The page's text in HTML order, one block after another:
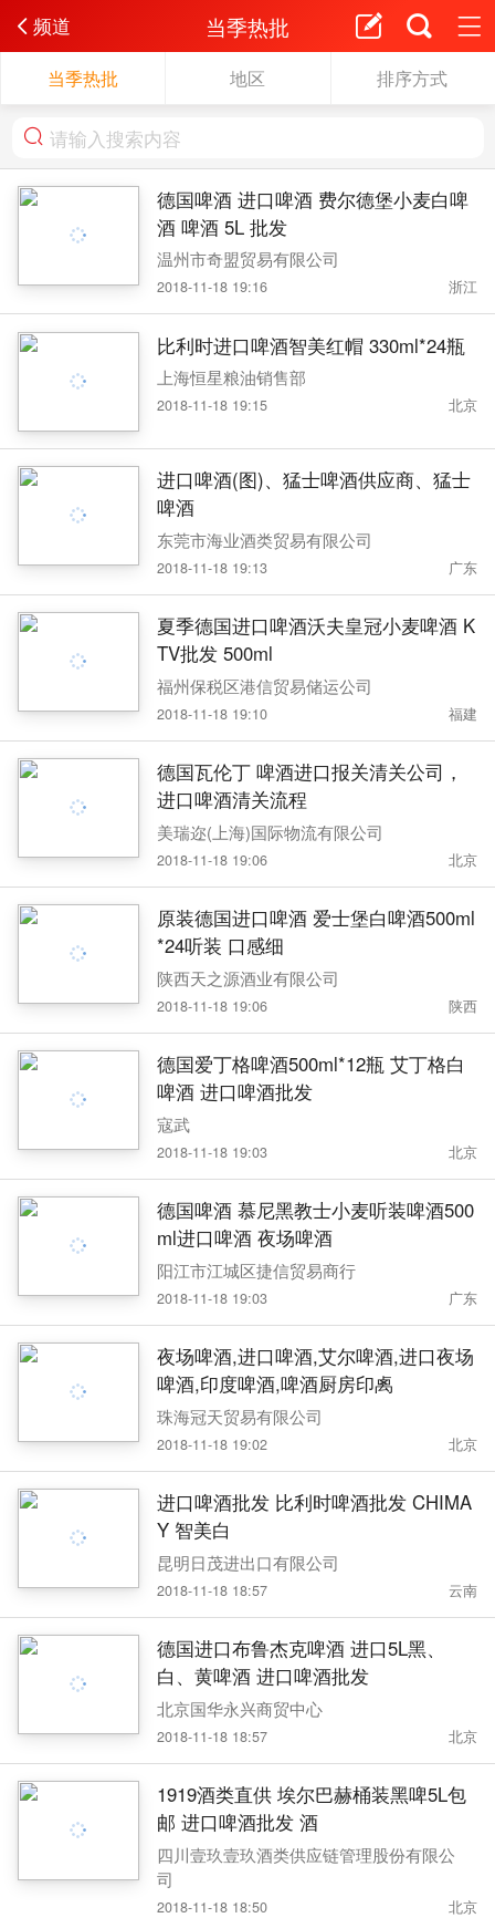
频道 当季热批
当季热批 地区 排序方式
德国啤酒 进口啤酒 费尔德堡小麦白啤
酒 啤酒 5L 批发
温州市奇盟贸易有限公司
2018-11-18 19:16 浙江
比利时进口啤酒智美红帽 330ml*24瓶
上海恒星粮油销售部
2018-11-18 19:15 北京
进口啤酒(图)、猛士啤酒供应商、猛士
啤酒
东莞市海业酒类贸易有限公司
2018-11-18 19:13 广东
夏季德国进口啤酒沃夫皇冠小麦啤酒 K
TV批发 500ml
福州保税区港信贸易储运公司
2018-11-18 19:10 福建
德国瓦伦丁 啤酒进口报关清关公司，
进口啤酒清关流程
美瑞迩(上海)国际物流有限公司
2018-11-18 19:06 北京
原装德国进口啤酒 爱士堡白啤酒500ml
*24听装 口感细
陕西天之源酒业有限公司
2018-11-18 19:06 陕西
德国爱丁格啤酒500ml*12瓶 艾丁格白
啤酒 进口啤酒批发
寇武
2018-11-18 19:03 北京
德国啤酒 慕尼黑教士小麦听装啤酒500
ml进口啤酒 夜场啤酒
阳江市江城区捷信贸易商行
2018-11-18 19:03 广东
夜场啤酒,进口啤酒,艾尔啤酒,进口夜场
啤酒,印度啤酒,啤酒厨房印禼
珠海冠天贸易有限公司
2018-11-18 19:02 北京
进口啤酒批发 比利时啤酒批发 CHIMA
Y 智美白
昆明日茂进出口有限公司
2018-11-18 18:57 云南
德国进口布鲁杰克啤酒 进口5L黑、
白、黄啤酒 进口啤酒批发
北京国华永兴商贸中心
2018-11-18 18:57 北京
1919酒类直供 埃尔巴赫桶装黑啤5L包
邮 进口啤酒批发 酒
四川壹玖壹玖酒类供应链管理股份有限公
司
2018-11-18 18:50 北京